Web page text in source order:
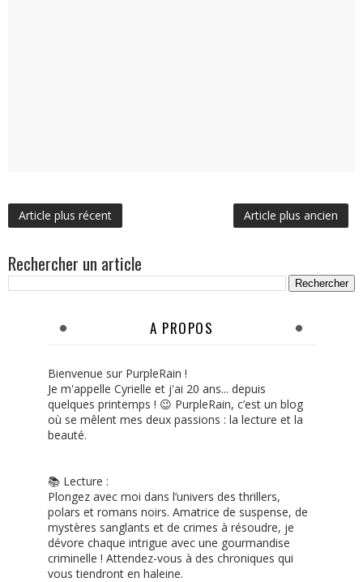
Article plus récent Article plus ancien
Rechercher un article
A PROPOS
Bienvenue sur PurpleRain !
Je m'appelle Cyrielle et j'ai 20 ans... depuis
quelques printemps ! 😉 PurpleRain, c’est un blog
où se mêlent mes deux passions : la lecture et la
beauté.
📚 Lecture :
Plongez avec moi dans l’univers des thrillers,
polars et romans noirs. Amatrice de suspense, de
mystères sanglants et de crimes à résoudre, je
dévore chaque intrigue avec une gourmandise
criminelle ! Attendez-vous à des chroniques qui
vous tiendront en haleine.